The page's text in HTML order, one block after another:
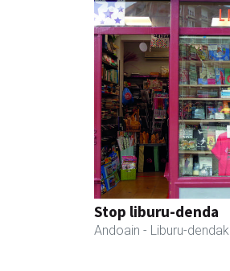
Stop liburu-denda
Andoain - Liburu-dendak